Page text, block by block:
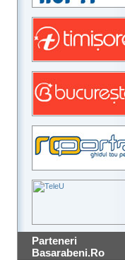
Parteneri
Basarabeni.Ro